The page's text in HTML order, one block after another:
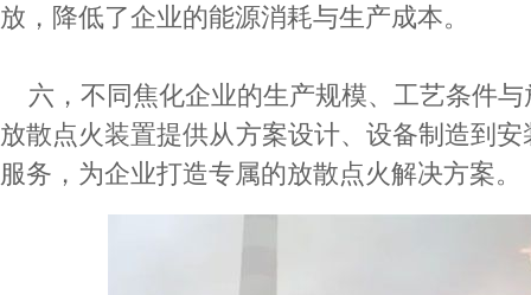
放，降低了企业的能源消耗与生产成本。
六，不同焦化企业的生产规模、工艺条件
放散点火装置提供从方案设计、设备制造到
服务，为企业打造专属的放散点火解决方案。